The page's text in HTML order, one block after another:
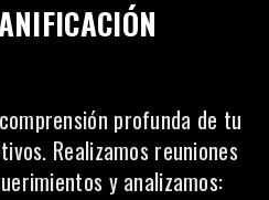
profunda de tu
Realizamos reuniones
y analizamos: